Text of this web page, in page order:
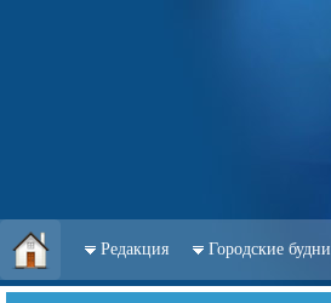
Редакция Городские будни